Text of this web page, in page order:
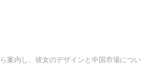
案内し、彼女のデザインと中国市場につい